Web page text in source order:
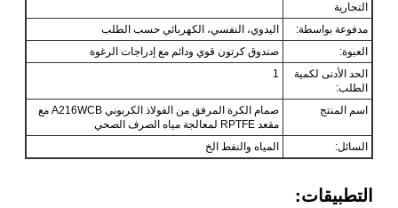
التجارية
مدفوعة بواسطة:
اليدوي، النفسي، الكهربائي حسب الطلب
العبوة:
صندوق كرتون قوي ودائم مع إدراجات الرغوة
الحد الأدنى لكمية
الطلب:
1
اسم المنتج
صمام الكرة المرفق من الفولاذ الكربوني A216WCB مع
مقعد RPTFE لمعالجة مياه الصرف الصحي
السائل:
المياه والنفط الخ
التطبيقات: